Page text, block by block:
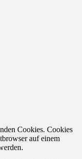
Cookies. Cookies
auf einem